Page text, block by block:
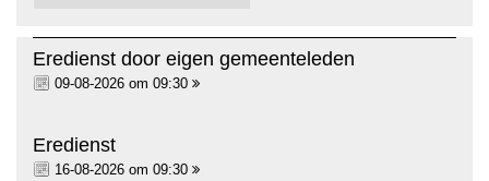
Eredienst door eigen gemeenteleden
09-08-2026 om 09:30
Eredienst
16-08-2026 om 09:30